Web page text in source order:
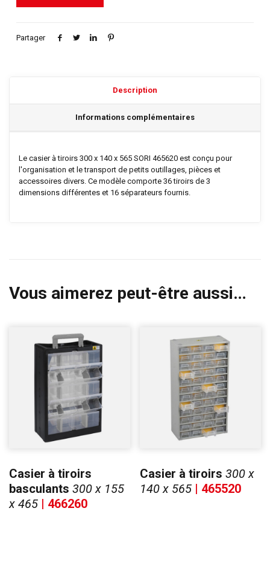
Partager
Description
Informations complémentaires
Le casier à tiroirs 300 x 140 x 565 SORI 465620 est conçu pour
l'organisation et le transport de petits outillages, pièces et
accessoires divers. Ce modèle comporte 36 tiroirs de 3
dimensions différentes et 16 séparateurs fournis.
Vous aimerez peut-être aussi…
Casier à tiroirs
basculants 300 x 155
x 465 | 466260
Casier à tiroirs300 x
140 x 565 | 465520